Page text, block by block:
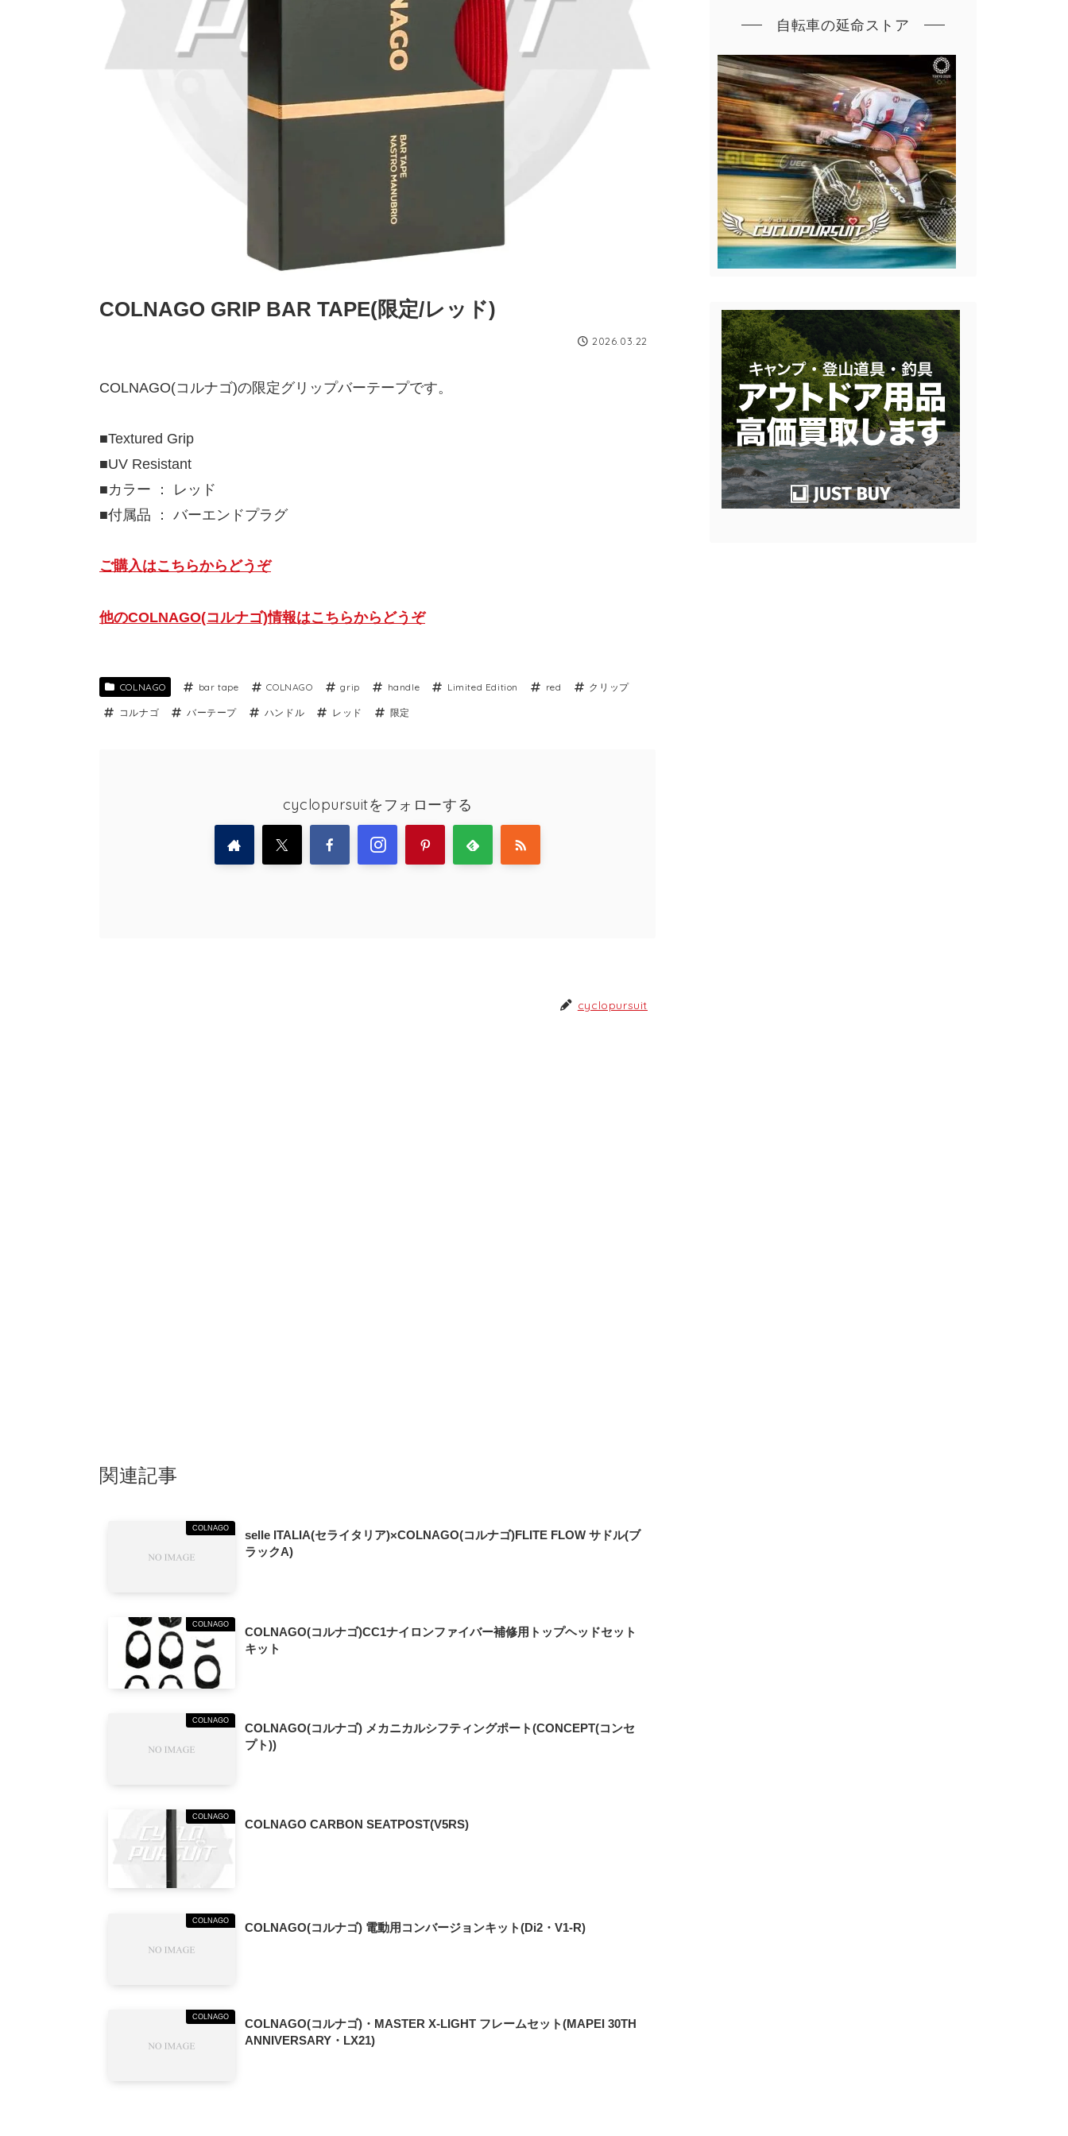
COLNAGO GRIP BAR TAPE(限定/レッド)
2026.03.22
COLNAGO(コルナゴ)の限定グリップバーテープです。
■Textured Grip
■UV Resistant
■カラー ： レッド
■付属品 ： バーエンドプラグ
ご購入はこちらからどうぞ
他のCOLNAGO(コルナゴ)情報はこちらからどうぞ
COLNAGO bar tape COLNAGO grip handle Limited Edition red クリップ
コルナゴ バーテープ ハンドル レッド 限定
cyclopursuitをフォローする
cyclopursuit
関連記事
COLNAGO
selle ITALIA(セライタリア)×COLNAGO(コルナゴ)FLITE FLOW サドル(ブ
ラックA)
COLNAGO
COLNAGO(コルナゴ)CC1ナイロンファイバー補修用トップヘッドセット
キット
COLNAGO
COLNAGO(コルナゴ) メカニカルシフティングポート(CONCEPT(コンセ
プト))
COLNAGO
COLNAGO CARBON SEATPOST(V5RS)
COLNAGO
COLNAGO(コルナゴ) 電動用コンバージョンキット(Di2・V1-R)
COLNAGO
COLNAGO(コルナゴ)・MASTER X-LIGHT フレームセット(MAPEI 30TH
ANNIVERSARY・LX21)
自転車の延命ストア